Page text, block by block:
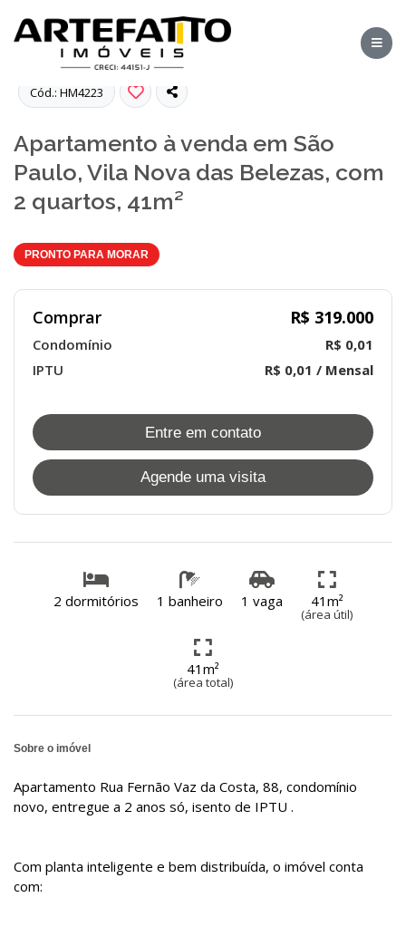
Cód.: HM4223
Apartamento à venda em São
Paulo, Vila Nova das Belezas, com
2 quartos, 41m²
PRONTO PARA MORAR
Comprar R$ 319.000
Condomínio
R$ 0,01
IPTU
R$ 0,01 / Mensal
Entre em contato
Agende uma visita
2 dormitórios 1 banheiro 1 vaga 41m²
(área útil)
41m²
(área total)
Sobre o imóvel
Apartamento Rua Fernão Vaz da Costa, 88, condomínio
novo, entregue a 2 anos só, isento de IPTU .
Com planta inteligente e bem distribuída, o imóvel conta
com: